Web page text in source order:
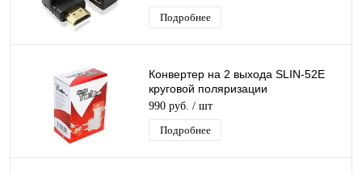
Подробнее
Конвертер на 2 выхода SLIN-52E
круговой поляризации
GeneralSatellite TWIN дляТриколор/
НТВ-Плюс
990 руб. / шт
Подробнее